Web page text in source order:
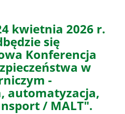
kwietnia 2026 r.
się
Konferencja
w
-
automatyzacja,
/ MALT".